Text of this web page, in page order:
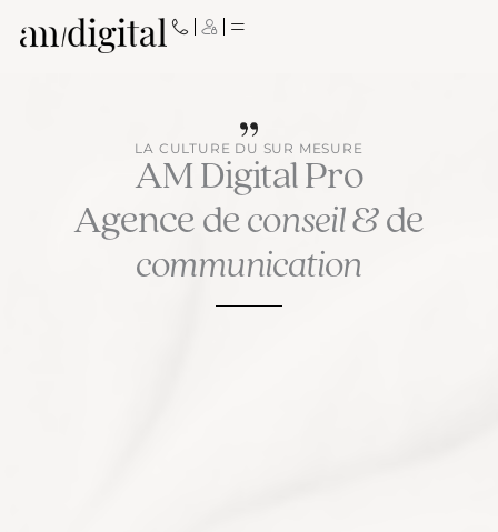
LA CULTURE DU SUR MESURE
AM Digital Pro
Agence deconseil& de
communication